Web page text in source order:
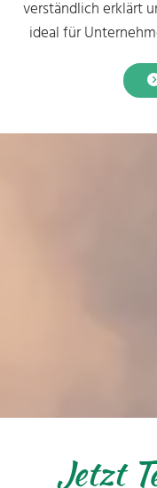
verständlich erklärt
ideal für
Jetzt